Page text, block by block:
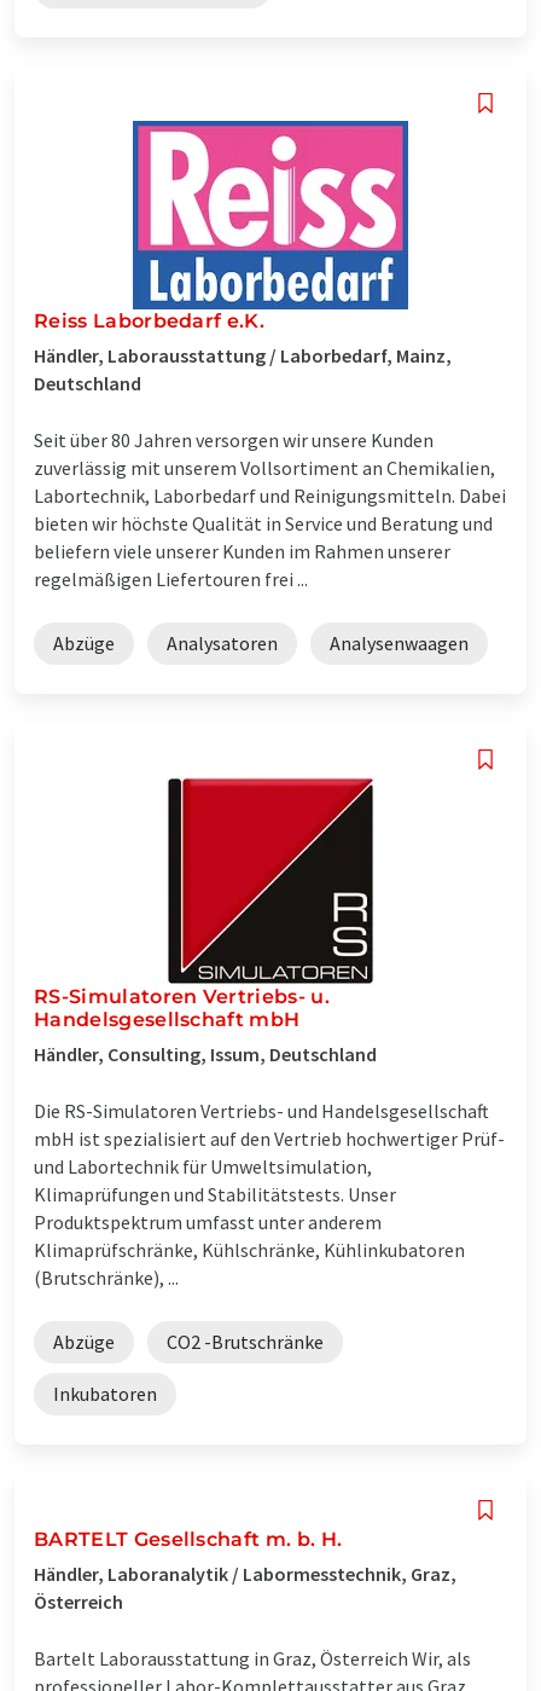
Reiss Laborbedarf e.K.
Händler, Laborausstattung / Laborbedarf, Mainz,
Deutschland
Seit über 80 Jahren versorgen wir unsere Kunden
zuverlässig mit unserem Vollsortiment an Chemikalien,
Labortechnik, Laborbedarf und Reinigungsmitteln. Dabei
bieten wir höchste Qualität in Service und Beratung und
beliefern viele unserer Kunden im Rahmen unserer
regelmäßigen Liefertouren frei ...
Abzüge Analysatoren Analysenwaagen
RS-Simulatoren Vertriebs- u.
Handelsgesellschaft mbH
Händler, Consulting, Issum, Deutschland
Die RS-Simulatoren Vertriebs- und Handelsgesellschaft
mbH ist spezialisiert auf den Vertrieb hochwertiger Prüf-
und Labortechnik für Umweltsimulation,
Klimaprüfungen und Stabilitätstests. Unser
Produktspektrum umfasst unter anderem
Klimaprüfschränke, Kühlschränke, Kühlinkubatoren
(Brutschränke), ...
Abzüge CO2 -Brutschränke
Inkubatoren
BARTELT Gesellschaft m. b. H.
Händler, Laboranalytik / Labormesstechnik, Graz,
Österreich
Bartelt Laborausstattung in Graz, Österreich Wir, als
professioneller Labor-Komplettausstatter aus Graz,